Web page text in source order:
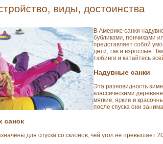
виды, достоинства
В Америке санки
бубликами, пончиками
представляет собой
дети, так и взрослые.
тюбинги и катайтесь
Надувные санки
Эта разновидность
классическими
мягкие, яркие и
после спуска они
санок
для спуска со склонов, чей угол не превышает